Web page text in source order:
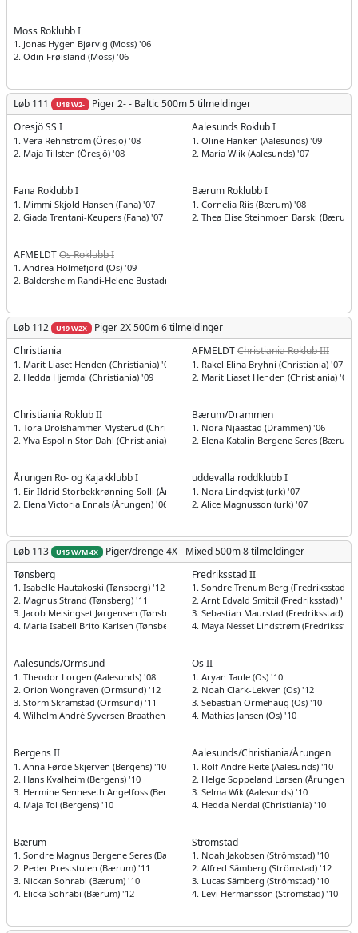
Moss Roklubb I
1. Jonas Hygen Bjørvig (Moss) '06
2. Odin Frøisland (Moss) '06
Løb 111 U18 W2- Piger2- - Baltic 500m5 tilmeldinger
Öresjö SS I
1. Vera Rehnström (Öresjö) '08
2. Maja Tillsten (Öresjö) '08
Aalesunds Roklub I
1. Oline Hanken (Aalesunds) '09
2. Maria Wiik (Aalesunds) '07
Fana Roklubb I
1. Mimmi Skjold Hansen (Fana) '07
2. Giada Trentani-Keupers (Fana) '07
Bærum Roklubb I
1. Cornelia Riis (Bærum) '08
2. Thea Elise Steinmoen Barski (Bærum)
AFMELDTOs Roklubb I
1. Andrea Holmefjord (Os) '09
2. Baldersheim Randi-Helene Bustadmo (Os) '09
Løb 112 U19 W2X Piger2X 500m6 tilmeldinger
Christiania
1. Marit Liaset Henden (Christiania) '08
2. Hedda Hjemdal (Christiania) '09
AFMELDTChristiania Roklub III
1. Rakel Elina Bryhni (Christiania) '07
2. Marit Liaset Henden (Christiania) '08
Christiania Roklub II
1. Tora Drolshammer Mysterud (Christiania) '06
2. Ylva Espolin Stor Dahl (Christiania) '06
Bærum/Drammen
1. Nora Njaastad (Drammen) '06
2. Elena Katalin Bergene Seres (Bærum)
Årungen Ro- og Kajakklubb I
1. Eir Ildrid Storbekkrønning Solli (Årungen) '06
2. Elena Victoria Ennals (Årungen) '06
uddevalla roddklubb I
1. Nora Lindqvist (urk) '07
2. Alice Magnusson (urk) '07
Løb 113 U15 W/M 4X Piger/drenge4X - Mixed 500m8 tilmeldinger
Tønsberg
1. Isabelle Hautakoski (Tønsberg) '12
2. Magnus Strand (Tønsberg) '11
3. Jacob Meisingset Jørgensen (Tønsberg) '10
4. Maria Isabell Brito Karlsen (Tønsberg) '12
Fredriksstad II
1. Sondre Trenum Berg (Fredriksstad)
2. Arnt Edvald Smittil (Fredriksstad) '10
3. Sebastian Maurstad (Fredriksstad) '10
4. Maya Nesset Lindstrøm
Aalesunds/Ormsund
1. Theodor Lorgen (Aalesunds) '08
2. Orion Wongraven (Ormsund) '12
3. Storm Skramstad (Ormsund) '11
4. Wilhelm André Syversen Braathen (Ormsund) '10
Os II
1. Aryan Taule (Os) '10
2. Noah Clark-Lekven (Os) '12
3. Sebastian Ormehaug (Os) '10
4. Mathias Jansen (Os) '10
Bergens II
1. Anna Førde Skjerven (Bergens) '10
2. Hans Kvalheim (Bergens) '10
3. Hermine Senneseth Angelfoss (Bergens) '10
4. Maja Tol (Bergens) '10
Aalesunds/Christiania/Årungen
1. Rolf Andre Reite (Aalesunds) '10
2. Helge Soppeland Larsen (Årungen)
3. Selma Wik (Aalesunds) '10
4. Hedda Nerdal (Christiania) '10
Bærum
1. Sondre Magnus Bergene Seres (Bærum) '10
2. Peder Preststulen (Bærum) '11
3. Nickan Sohrabi (Bærum) '10
4. Elicka Sohrabi (Bærum) '12
Strömstad
1. Noah Jakobsen (Strömstad) '10
2. Alfred Sämberg (Strömstad) '12
3. Lucas Sämberg (Strömstad) '10
4. Levi Hermansson (Strömstad) '10